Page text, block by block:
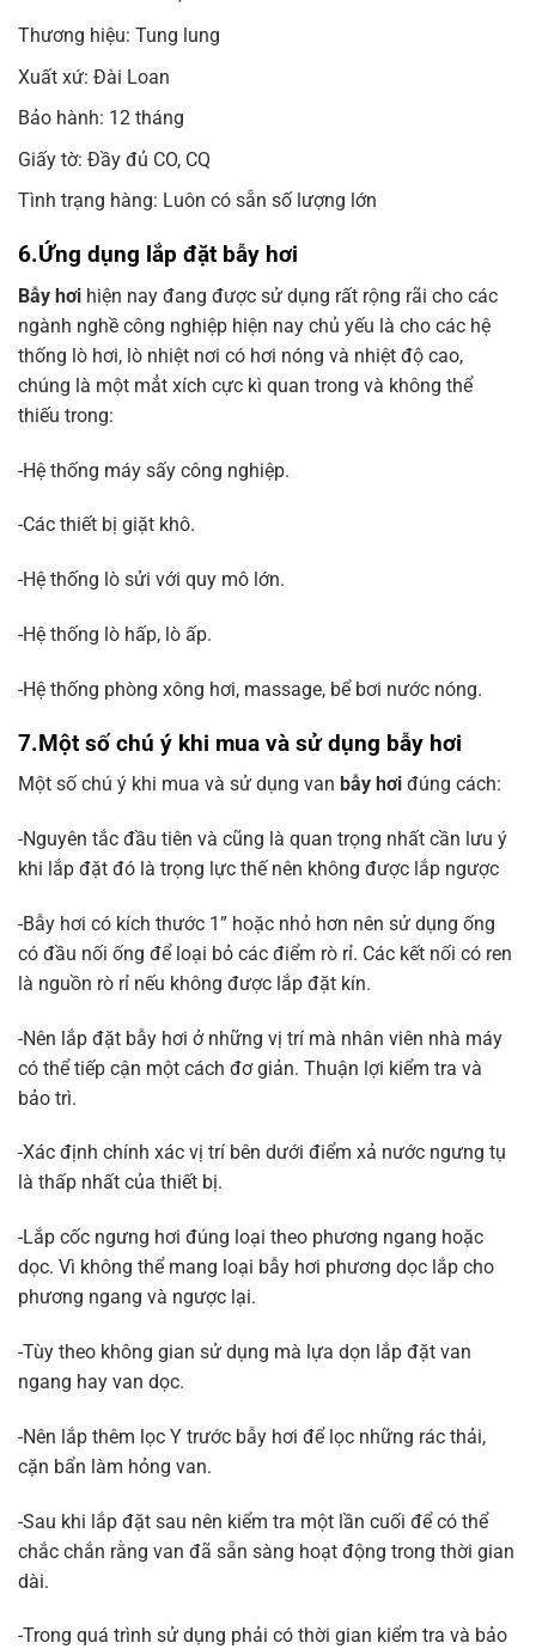
Thương hiệu: Tung lung
Xuất xứ: Đài Loan
Bảo hành: 12 tháng
Giấy tờ: Đầy đủ CO, CQ
Tình trạng hàng: Luôn có sẵn số lượng lớn
6.Ứng dụng lắp đặt bẫy hơi
Bẫy hơi hiện nay đang được sử dụng rất rộng rãi cho các
ngành nghề công nghiệp hiện nay chủ yếu là cho các hệ
thống lò hơi, lò nhiệt nơi có hơi nóng và nhiệt độ cao,
chúng là một mẳt xích cực kì quan trong và không thể
thiếu trong:
-Hệ thống máy sấy công nghiệp.
-Các thiết bị giặt khô.
-Hệ thống lò sửi với quy mô lớn.
-Hệ thống lò hấp, lò ấp.
-Hệ thống phòng xông hơi, massage, bể bơi nước nóng.
7.Một số chú ý khi mua và sử dụng bẫy hơi
Một số chú ý khi mua và sử dụng van bẫy hơi đúng cách:
-Nguyên tắc đầu tiên và cũng là quan trọng nhất cần lưu ý
khi lắp đặt đó là trọng lực thế nên không được lắp ngược
-Bẫy hơi có kích thước 1” hoặc nhỏ hơn nên sử dụng ống
có đầu nối ống để loại bỏ các điểm rò rỉ. Các kết nối có ren
là nguồn rò rỉ nếu không được lắp đặt kín.
-Nên lắp đặt bẫy hơi ở những vị trí mà nhân viên nhà máy
có thể tiếp cận một cách đơ giản. Thuận lợi kiểm tra và
bảo trì.
-Xác định chính xác vị trí bên dưới điểm xả nước ngưng tụ
là thấp nhất của thiết bị.
-Lắp cốc ngưng hơi đúng loại theo phương ngang hoặc
dọc. Vì không thể mang loại bẫy hơi phương dọc lắp cho
phương ngang và ngược lại.
-Tùy theo không gian sử dụng mà lựa dọn lắp đặt van
ngang hay van dọc.
-Nên lắp thêm lọc Y trước bẫy hơi để lọc những rác thải,
cặn bẩn làm hỏng van.
-Sau khi lắp đặt sau nên kiểm tra một lần cuối để có thể
chắc chắn rằng van đã sẵn sàng hoạt động trong thời gian
dài.
-Trong quá trình sử dụng phải có thời gian kiểm tra và bảo